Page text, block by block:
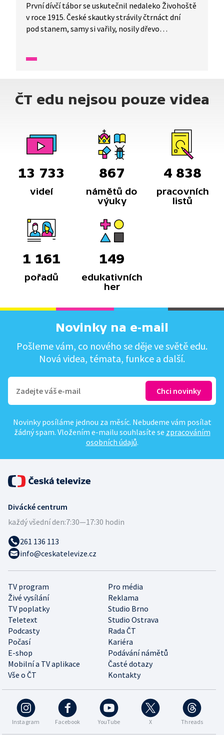
První dívčí tábor se uskutečnil nedaleko Živohoště
v roce 1915. České skautky strávily čtrnáct dní
pod stanem, samy si vařily, nosily dřevo
ČT edu nejsou pouze videa
13 733
videí
867
námětů do
výuky
4 838
pracovních
listů
1 161
pořadů
149
edukativních
her
Novinky na e-mail
Pošleme vám, co nového se děje ve světě edu.
Nová videa, témata, funkce a další.
Novinky posíláme jednou za měsíc. Nebudeme vám posílat
žádný spam. Vložením e-mailu souhlasíte se zpracováním
osobních údajů.